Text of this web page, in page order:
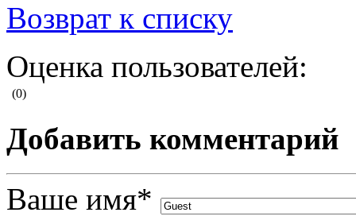
Возврат к списку
Оценка пользователей:
(0)
Добавить комментарий
Ваше имя*